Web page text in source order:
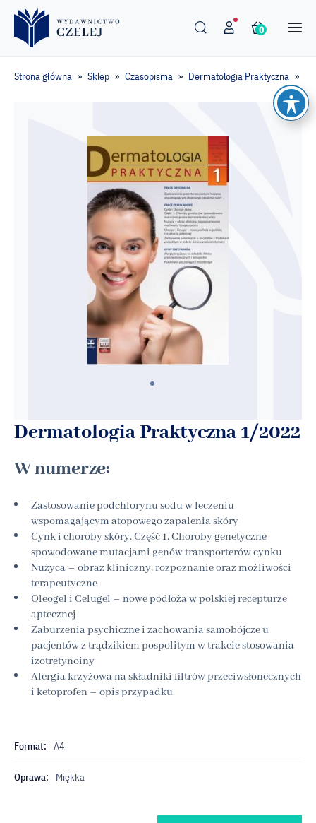
0
Strona główna » Sklep » Czasopisma » Dermatologia Praktyczna »
Dermatologia Praktyczna 1/2022
W numerze:
Zastosowanie podchlorynu sodu w leczeniu
wspomagającym atopowego zapalenia skóry
Cynk i choroby skóry. Część 1. Choroby genetyczne
spowodowane mutacjami genów transporterów cynku
Nużyca – obraz kliniczny, rozpoznanie oraz możliwości
terapeutyczne
Oleogel i Celugel – nowe podłoża w polskiej recepturze
aptecznej
Zaburzenia psychiczne i zachowania samobójcze u
pacjentów z trądzikiem pospolitym w trakcie stosowania
izotretynoiny
Alergia krzyżowa na składniki filtrów przeciwsłonecznych
i ketoprofen – opis przypadku
Format: A4
Oprawa: Miękka